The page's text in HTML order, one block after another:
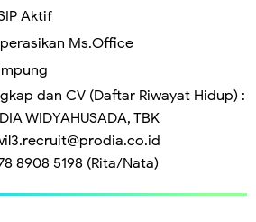
Aktif
Ms.Office
dan CV (Daftar Riwayat Hidup) :
WIDYAHUSADA, TBK
8908 5198 (Rita/Nata)